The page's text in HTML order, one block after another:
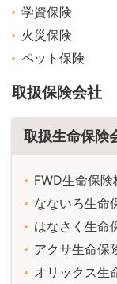
学資保険
火災保険
ペット保険
取扱保険会社
取扱生命保険
FWD生命保険
なないろ生命
はなさく生命
アクサ生命保
オリックス生